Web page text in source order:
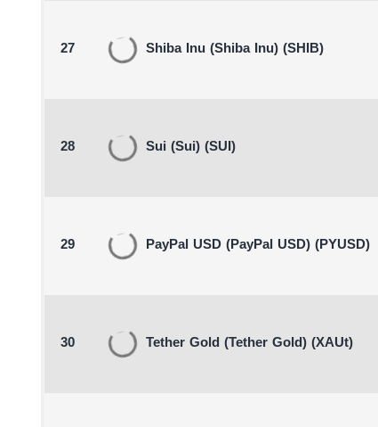
27 Shiba Inu (Shiba Inu) (SHIB)
28 Sui (Sui) (SUI)
29 PayPal USD (PayPal USD) (PYUSD)
30 Tether Gold (Tether Gold) (XAUt)